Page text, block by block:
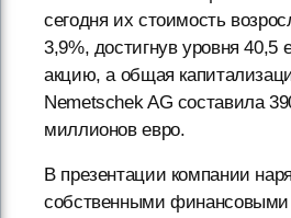
сегодня их стоимость
3,9%, достигнув уровня 40,5
акцию, а общая
Nemetschek AG составила
миллионов евро.
В презентации компании
собственными